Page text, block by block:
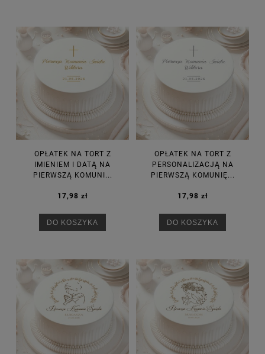
OPŁATEK NA TORT Z
IMIENIEM I DATĄ NA
PIERWSZĄ KOMUNI...
17,98 zł
DO KOSZYKA
OPŁATEK NA TORT Z
PERSONALIZACJĄ NA
PIERWSZĄ KOMUNIĘ...
17,98 zł
DO KOSZYKA